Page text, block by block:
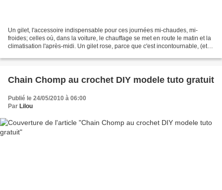
Un gilet, l'accessoire indispensable pour ces journées mi-chaudes, mi-
froides; celles où, dans la voiture, le chauffage se met en route le matin et la
climatisation l'après-midi. Un gilet rose, parce que c'est incontournable, (et
Chain Chomp au crochet DIY modele tuto gratuit
Publié le 24/05/2010 à 06:00
Par Lilou